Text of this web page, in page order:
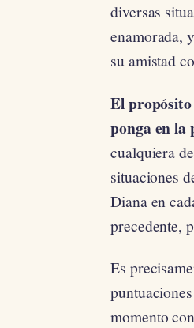
diversas
enamorada,
su amistad
El
ponga en la
cualquiera
situaciones
Diana en
precedente,
Es
momento